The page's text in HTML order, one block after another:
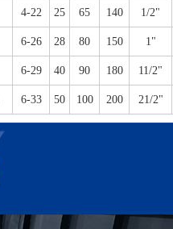
4-22 25 65 140 1/2"
6-26 28 80 150 1"
6-29 40 90 180 11/2"
6-33 50 100 200 21/2"